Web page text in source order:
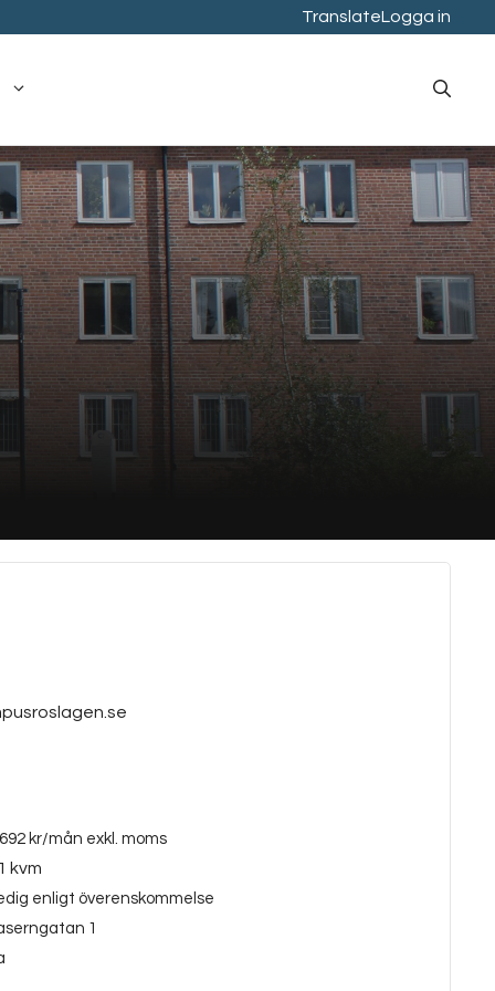
TranslateLogga in
kr/mån exkl. moms
kvm
enligt överenskommelse
1